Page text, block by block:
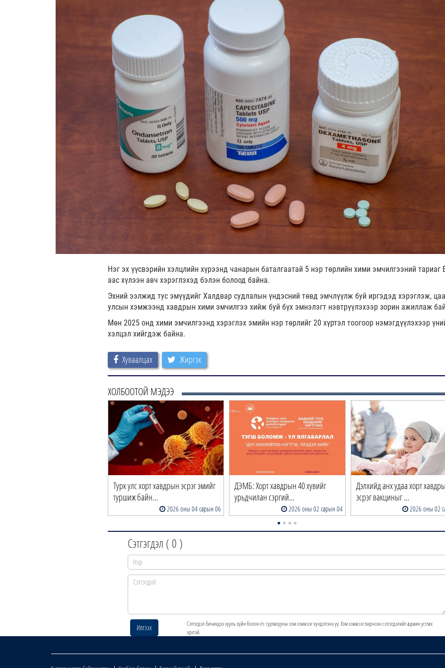
Нэг эх үүсвэрийн хэлцлийн хүрээнд чанарын баталгаатай 5 нэр төрлийн хими эмчилгээний тариаг
аас хүлээн авч хэрэглэхэд бэлэн болоод байна.
Эхний ээлжид тус эмүүдийг Халдвар судлалын үндэсний төвд эмчлүүлж буй иргэдэд хэрэглэж,
улсын хэмжээнд хавдрын хими эмчилгээ хийж буй бүх эмнэлэгт нэвтрүүлэхээр зорин ажиллаж
Мөн 2025 онд хими эмчилгээнд хэрэглэх эмийн нэр төрлийг 20 хүртэл тоогоор нэмэгдүүлэхээр
хэлцэл хийгдэж байна.
Хуваалцах Жиргэх
ХОЛБООТОЙ МЭДЭЭ
Турк улс хорт хавдрын эсрэг эмийг
туршиж байн…
2026 оны 04 сарын 06
ДЭМБ: Хорт хавдрын 40 хувийг
урьдчилан сэргий…
2026 оны 02 сарын 04
Дэлхийд анх удаа хорт
эсрэг вакциныг …
2026 оны 02
Сэтгэгдэл ( 0 )
Илгээх
Сэтгэгдэл бичихдээ хууль зүйн болон ёс суртахууны хэм хэмжээг хүндэтгэнэ үү. Хэм хэмжээг зөрчсөн сэтгэгдэлийг админ устгах
эрхтэй.